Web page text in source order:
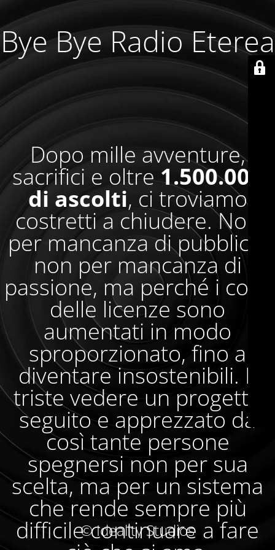
Bye Bye Radio Eterea
Dopo mille avventure,
sacrifici e oltre1.500.000
di ascolti, ci troviamo
costretti a chiudere. Non
per mancanza di pubblico,
non per mancanza di
passione, ma perché i costi
delle licenze sono
aumentati in modo
sproporzionato, fino a
diventare insostenibili. È
triste vedere un progetto
seguito e apprezzato da
così tante persone
spegnersi non per sua
scelta, ma per un sistema
che rende sempre più
difficile continuare a fare
© Ideality Studios